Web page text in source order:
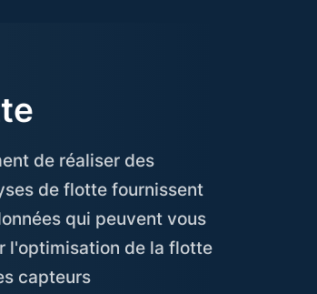
de réaliser des
de flotte fournissent
qui peuvent vous
l'optimisation de la flotte
capteurs